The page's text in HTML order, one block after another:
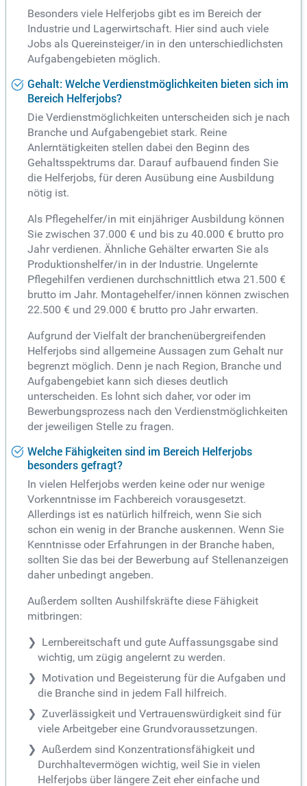
Besonders viele Helferjobs gibt es im Bereich der
Industrie und Lagerwirtschaft. Hier sind auch viele
Jobs als Quereinsteiger/in in den unterschiedlichsten
Aufgabengebieten möglich.
Gehalt: Welche Verdienstmöglichkeiten bieten sich im
Bereich Helferjobs?
Die Verdienstmöglichkeiten unterscheiden sich je nach
Branche und Aufgabengebiet stark. Reine
Anlerntätigkeiten stellen dabei den Beginn des
Gehaltsspektrums dar. Darauf aufbauend finden Sie
die Helferjobs, für deren Ausübung eine Ausbildung
nötig ist.
Als Pflegehelfer/in mit einjähriger Ausbildung können
Sie zwischen 37.000 € und bis zu 40.000 € brutto pro
Jahr verdienen. Ähnliche Gehälter erwarten Sie als
Produktionshelfer/in in der Industrie. Ungelernte
Pflegehilfen verdienen durchschnittlich etwa 21.500 €
brutto im Jahr. Montagehelfer/innen können zwischen
22.500 € und 29.000 € brutto pro Jahr erwarten.
Aufgrund der Vielfalt der branchenübergreifenden
Helferjobs sind allgemeine Aussagen zum Gehalt nur
begrenzt möglich. Denn je nach Region, Branche und
Aufgabengebiet kann sich dieses deutlich
unterscheiden. Es lohnt sich daher, vor oder im
Bewerbungsprozess nach den Verdienstmöglichkeiten
der jeweiligen Stelle zu fragen.
Welche Fähigkeiten sind im Bereich Helferjobs
besonders gefragt?
In vielen Helferjobs werden keine oder nur wenige
Vorkenntnisse im Fachbereich vorausgesetzt.
Allerdings ist es natürlich hilfreich, wenn Sie sich
schon ein wenig in der Branche auskennen. Wenn Sie
Kenntnisse oder Erfahrungen in der Branche haben,
sollten Sie das bei der Bewerbung auf Stellenanzeigen
daher unbedingt angeben.
Außerdem sollten Aushilfskräfte diese Fähigkeit
mitbringen:
Lernbereitschaft und gute Auffassungsgabe sind
wichtig, um zügig angelernt zu werden.
Motivation und Begeisterung für die Aufgaben und
die Branche sind in jedem Fall hilfreich.
Zuverlässigkeit und Vertrauenswürdigkeit sind für
viele Arbeitgeber eine Grundvoraussetzungen.
Außerdem sind Konzentrationsfähigkeit und
Durchhaltevermögen wichtig, weil Sie in vielen
Helferjobs über längere Zeit eher einfache und